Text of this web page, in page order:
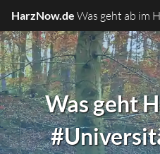
HarzNow.de Was geht ab im
Was geht